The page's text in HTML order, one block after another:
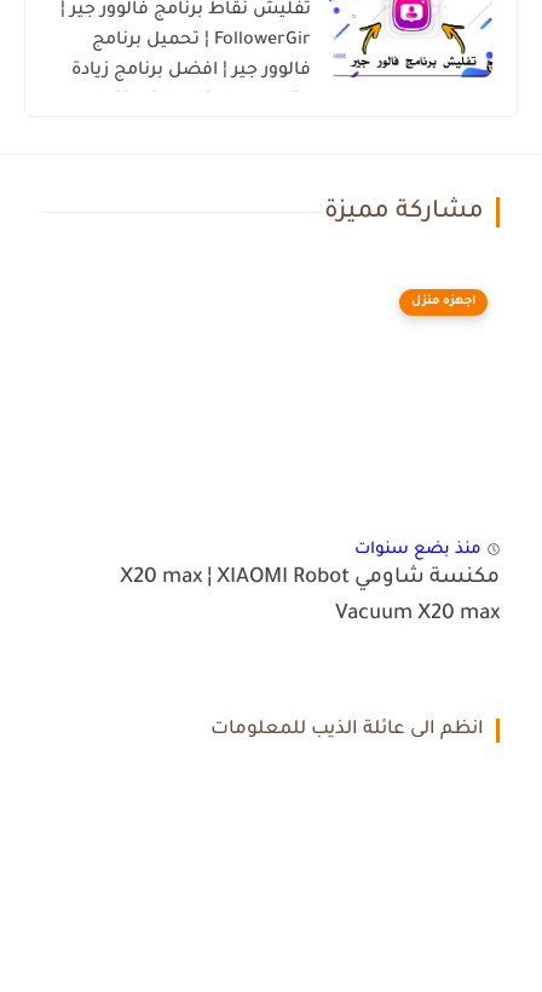
تفليش نقاط برنامج فالوور جير ¦
FollowerGir ¦ تحميل برنامج
فالوور جير ¦ افضل برنامج زيادة
مشاركة مميزة
اجهزه منزل
منذ بضع سنوات
مكنسة شاومي X20 max ¦ XIAOMI Robot
Vacuum X20 max
انظم الى عائلة الذيب للمعلومات